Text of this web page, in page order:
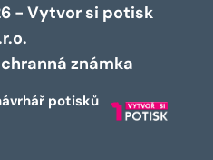
- Vytvor si potisk
známka
potisků